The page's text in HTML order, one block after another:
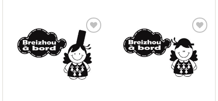
Ajouter
aux
favoris
Ajouter
aux
favoris